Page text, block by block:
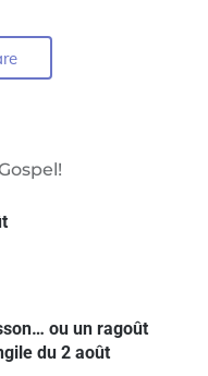
ou un ragoût
du 2 août